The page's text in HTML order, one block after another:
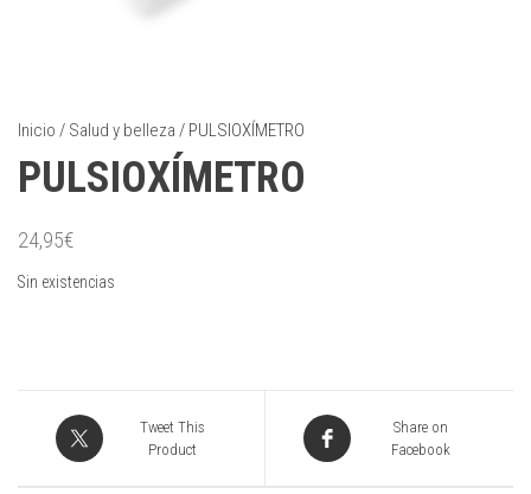
Inicio / Salud y belleza / PULSIOXÍMETRO
PULSIOXÍMETRO
24,95€
Sin existencias
Tweet This
Product
Share on
Facebook